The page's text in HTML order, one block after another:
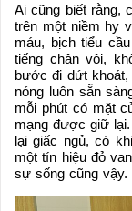
Ai cũng biết rằng,
trên một niềm hy
máu, bịch tiểu
tiếng chân vội,
bước đi dứt khoát,
nóng luôn sẵn
mỗi phút có mặt
mạng được giữ
lại giấc ngủ, có
một tín hiệu đỏ
sự sống cũng vậy.